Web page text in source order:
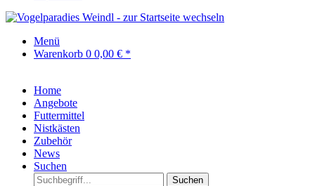
Menü
Warenkorb 0 0,00 € *
Home
Angebote
Futtermittel
Nistkästen
Zubehör
News
Suchen
Suchen